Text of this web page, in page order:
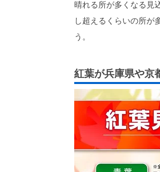
晴れる所が多くなる見
し超えるくらいの所が
う。
紅葉が兵庫県や京